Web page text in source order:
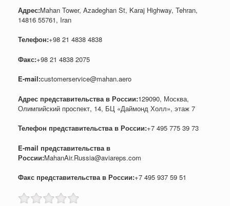
Адрес:Mahan Tower, Azadeghan St, Karaj Highway, Tehran,
14816 55761, Iran
Телефон:+98 21 4838 4838
Факс:+98 21 4838 2075
E-mail:customerservice@mahan.aero
Адрес представительства в России:129090, Москва,
Олимпийский проспект, 14, БЦ «Даймонд Холл», этаж 7
Телефон представительства в России:+7 495 775 39 73
E-mail представительства в
России:MahanAir.Russia@aviareps.com
Факс представительства в России:+7 495 937 59 51